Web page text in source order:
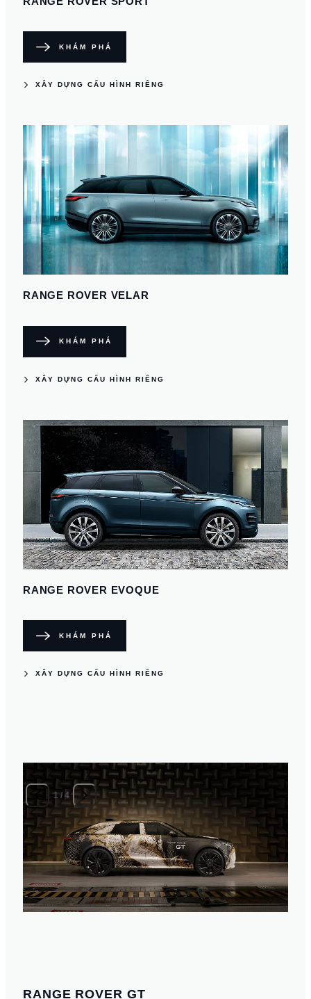
KHÁM PHÁ
XÂY DỰNG CẤU HÌNH RIÊNG
RANGE ROVER VELAR
KHÁM PHÁ
XÂY DỰNG CẤU HÌNH RIÊNG
RANGE ROVER EVOQUE
KHÁM PHÁ
XÂY DỰNG CẤU HÌNH RIÊNG
1/ 4
RANGE ROVER GT